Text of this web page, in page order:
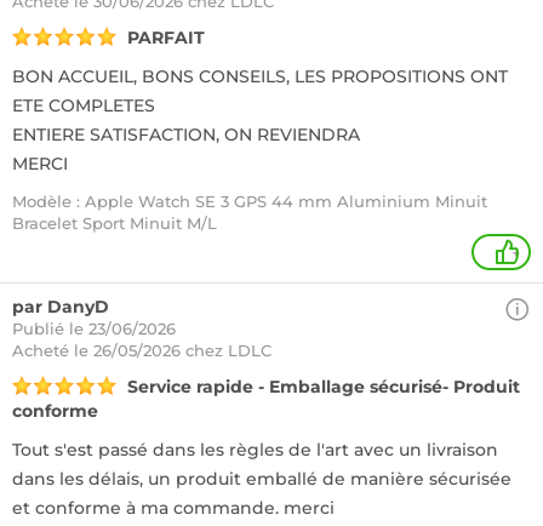
PARFAIT
BON ACCUEIL, BONS CONSEILS, LES PROPOSITIONS ONT
ETE COMPLETES
ENTIERE SATISFACTION, ON REVIENDRA
MERCI
Modèle : Apple Watch SE 3 GPS 44 mm Aluminium Minuit
Bracelet Sport Minuit M/L
+
par DanyD
Publié le 23/06/2026
Acheté le 26/05/2026 chez LDLC
Service rapide - Emballage sécurisé- Produit
conforme
Tout s'est passé dans les règles de l'art avec un livraison
dans les délais, un produit emballé de manière sécurisée
et conforme à ma commande. merci